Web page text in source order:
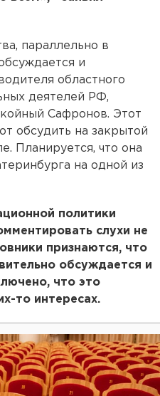
параллельно в
и
областного
деятелей РФ,
Сафронов. Этот
обсудить на закрытой
Планируется, что она
на одной из
политики
слухи не
признаются, что
обсуждается и
что это
то интересах.